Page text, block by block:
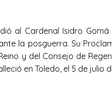
al Cardenal Isidro
la posguerra. Su
y del Consejo de
en Toledo, el 5 de julio